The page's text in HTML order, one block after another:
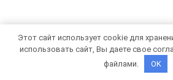
Как помочь кольцу
Потеря обручального кольца
Этот сайт использует cookie для
использовать сайт, Вы даете свое
файлами.
OK